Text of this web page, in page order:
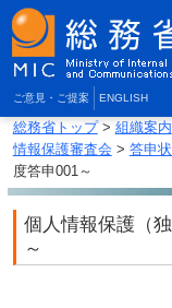
ご意見・ご提案 ENGLISH
総務省トップ> 組織案内
情報保護審査会 > 答申
度答申001～
個人情報保護（
～